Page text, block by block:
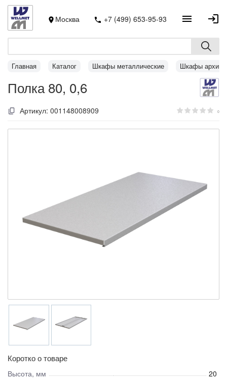
Москва +7 (499) 653-95-93
Главная Каталог Шкафы металлические Шкафы
Полка 80, 0,6
Артикул: 001148008909 0
Коротко о товаре
Высота, мм
20